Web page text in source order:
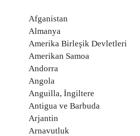
Afganistan
Almanya
Amerika Birleşik Devletleri
Amerikan Samoa
Andorra
Angola
Anguilla, İngiltere
Antigua ve Barbuda
Arjantin
Arnavutluk